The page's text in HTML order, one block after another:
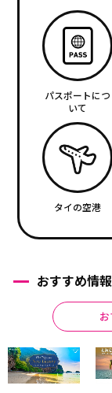
パスポートにつ
いて
タイの空港
おすすめ情